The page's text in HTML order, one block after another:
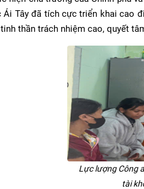
Ái Tây đã tích cực triển khai cao
thần trách nhiệm cao, quyết
Lực lượng Công
tài